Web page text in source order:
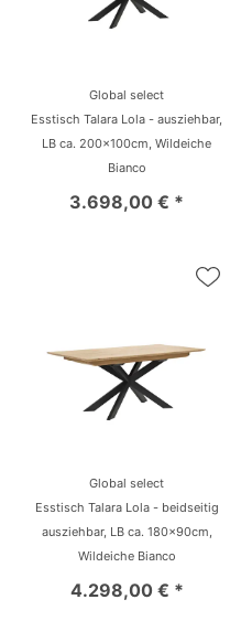
Global select
Esstisch Talara Lola - ausziehbar,
LB ca. 200x100cm, Wildeiche
Bianco
3.698,00 € *
Global select
Esstisch Talara Lola - beidseitig
ausziehbar, LB ca. 180x90cm,
Wildeiche Bianco
4.298,00 € *